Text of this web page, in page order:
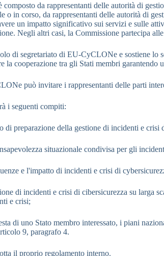
da rappresentanti delle autorità di
o in corso, da rappresentanti delle autorità di
un impatto significativo sui servizi e sulle
Negli altri casi, la Commissione partecipa
di segretariato di EU-CyCLONe e sostiene lo
la cooperazione tra gli Stati membri
può invitare i rappresentanti delle parti
i seguenti compiti:
di preparazione della gestione di incidenti e crisi
situazionale condivisa per gli
e l'impatto di incidenti e crisi di
di incidenti e crisi di cibersicurezza su larga
e crisi;
di uno Stato membro interessato, i piani
9, paragrafo 4.
il proprio regolamento interno.